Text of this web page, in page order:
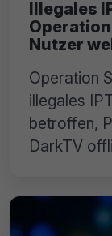
Illegales
Nutzer
Operation
illegales
betroffen,
DarkTV